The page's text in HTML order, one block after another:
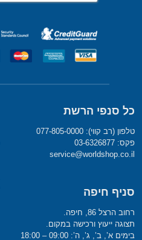
כל סנפי הרשת
טלפון (רב קווי): 077-805-0000
פקס: 03-6326877
service@worldshop.co.il
סניף חיפה
רחוב הרצל 86, חיפה.
תצוגה ייעוץ ורכישה במקום.
בימים א’, ב’, ג’, ה’: 09:00 – 18:00